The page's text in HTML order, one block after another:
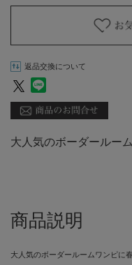
返品交換について
大人気のボーダールー
商品説明
大人気のボーダールームワンピに